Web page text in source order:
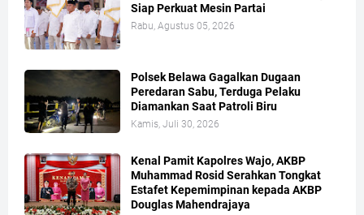
Siap Perkuat Mesin Partai
Rabu, Agustus 05, 2026
Polsek Belawa Gagalkan Dugaan
Peredaran Sabu, Terduga Pelaku
Diamankan Saat Patroli Biru
Kamis, Juli 30, 2026
Kenal Pamit Kapolres Wajo, AKBP
Muhammad Rosid Serahkan Tongkat
Estafet Kepemimpinan kepada AKBP
Douglas Mahendrajaya